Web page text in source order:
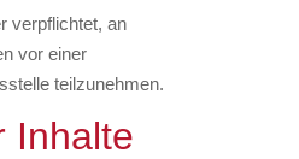
verpflichtet, an
vor einer
teilzunehmen.
Inhalte